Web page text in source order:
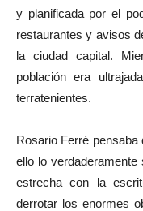
y planificada por el
restaurantes y avisos
la ciudad capital.
población era
terratenientes.
Rosario Ferré
ello lo verdaderamente
estrecha con la
derrotar los enormes